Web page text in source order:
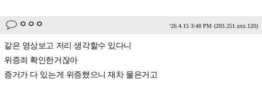
ㅇㅇㅇ '26.4.15 3:48 PM (203.251.xxx.120)
같은 영상보고 저리 생각할수 있다니
위증죄 확인한거잖아
증거가 다 있는게 위증했으니 재차 물은거고